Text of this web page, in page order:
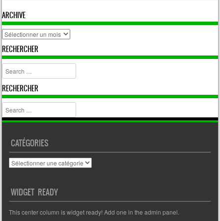
ARCHIVE
archive
RECHERCHER
Search
RECHERCHER
Search
CATÉGORIES
Catégories
WIDGET READY
This center column is widget ready! Add one in the admin panel.